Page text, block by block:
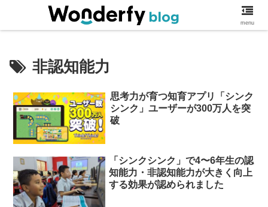
ワンダーファイブログ
非認知能力
思考力が育つ知育アプリ「シンク
シンク」ユーザーが300万人を突
破
「シンクシンク」で4〜6年生の認
知能力・非認知能力が大きく向上
する効果が認められました
menu